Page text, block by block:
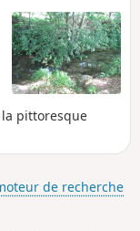
la pittoresque
de recherche